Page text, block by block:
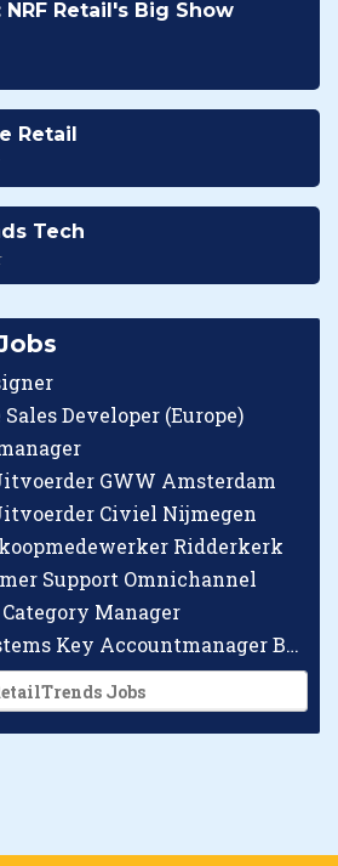
Retail's Big Show
Retail
Tech
Developer (Europe)
GWW Amsterdam
Civiel Nijmegen
Ridderkerk
Support Omnichannel
Manager
Checkpoint Systems Key Accountmanager Benelux
Jobs